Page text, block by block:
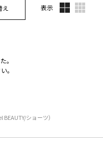
え 表示
。
。
BEAUTY/ショーツ）